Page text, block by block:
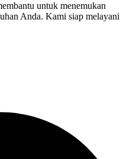
untuk menemukan
Anda. Kami siap melayani